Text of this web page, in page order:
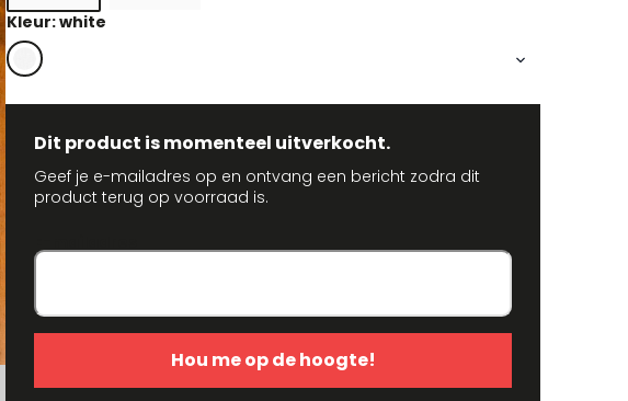
Kleur: white
Dit product is momenteel uitverkocht.
Geef je e-mailadres op en ontvang een bericht zodra dit
product terug op voorraad is.
Hou me op de hoogte!